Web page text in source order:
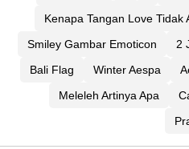
Kenapa Tangan Love Tidak
Smiley Gambar Emoticon
2
Bali Flag
Winter Aespa
Meleleh Artinya Apa